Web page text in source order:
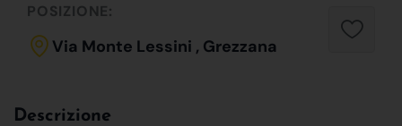
POSIZIONE:
Via Monte Lessini , Grezzana
Descrizione